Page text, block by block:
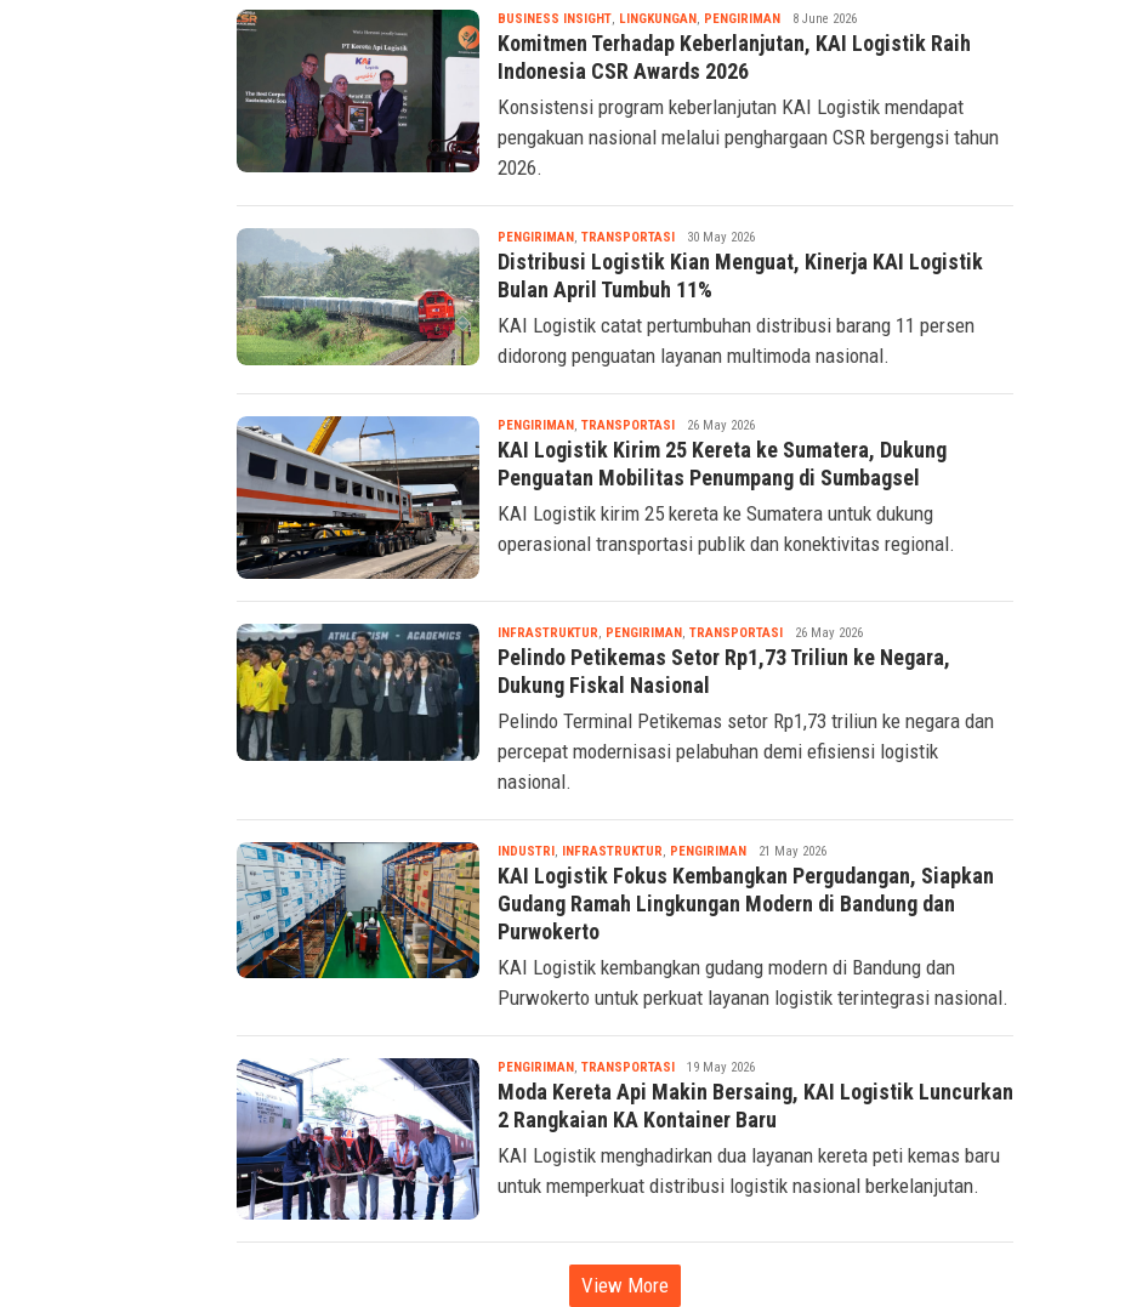
BUSINESS INSIGHT, LINGKUNGAN , PENGIRIMANTsaqif
Ridwan
8 June 2026
Komitmen Terhadap Keberlanjutan, KAI Logistik Raih
Indonesia CSR Awards 2026
Konsistensi program keberlanjutan KAI Logistik mendapat
pengakuan nasional melalui penghargaan CSR bergengsi tahun
2026.
PENGIRIMAN , TRANSPORTASI Tsaqif
Ridwan
30 May 2026
Distribusi Logistik Kian Menguat, Kinerja KAI Logistik
Bulan April Tumbuh 11%
KAI Logistik catat pertumbuhan distribusi barang 11 persen
didorong penguatan layanan multimoda nasional.
PENGIRIMAN , TRANSPORTASI Tsaqif
Ridwan
26 May 2026
KAI Logistik Kirim 25 Kereta ke Sumatera, Dukung
Penguatan Mobilitas Penumpang di Sumbagsel
KAI Logistik kirim 25 kereta ke Sumatera untuk dukung
operasional transportasi publik dan konektivitas regional.
INFRASTRUKTUR PENGIRIMAN TRANSPORTASITsaqif
Ridwan
26 May 2026
Pelindo Petikemas Setor Rp1,73 Triliun ke Negara,
Dukung Fiskal Nasional
Pelindo Terminal Petikemas setor Rp1,73 triliun ke negara dan
percepat modernisasi pelabuhan demi efisiensi logistik
nasional.
INDUSTRI INFRASTRUKTUR PENGIRIMANTsaqif
Ridwan
21 May 2026
KAI Logistik Fokus Kembangkan Pergudangan, Siapkan
Gudang Ramah Lingkungan Modern di Bandung dan
Purwokerto
KAI Logistik kembangkan gudang modern di Bandung dan
Purwokerto untuk perkuat layanan logistik terintegrasi nasional.
PENGIRIMAN TRANSPORTASITsaqif
Ridwan
19 May 2026
Moda Kereta Api Makin Bersaing, KAI Logistik Luncurkan
2 Rangkaian KA Kontainer Baru
KAI Logistik menghadirkan dua layanan kereta peti kemas baru
untuk memperkuat distribusi logistik nasional berkelanjutan.
View More